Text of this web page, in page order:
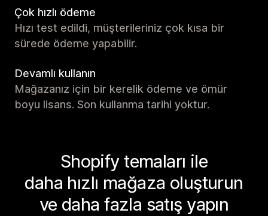
Çok hızlı ödeme
Hızı test edildi, müşterileriniz çok kısa bir
sürede ödeme yapabilir.
Devamlı kullanın
Mağazanız için bir kerelik ödeme ve ömür
boyu lisans. Son kullanma tarihi yoktur.
Shopify temaları ile
daha hızlı mağaza oluşturun
ve daha fazla satış yapın